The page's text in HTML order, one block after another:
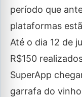
período que
plataformas
Até o dia 12 de
R$150
SuperApp
garrafa do vinho